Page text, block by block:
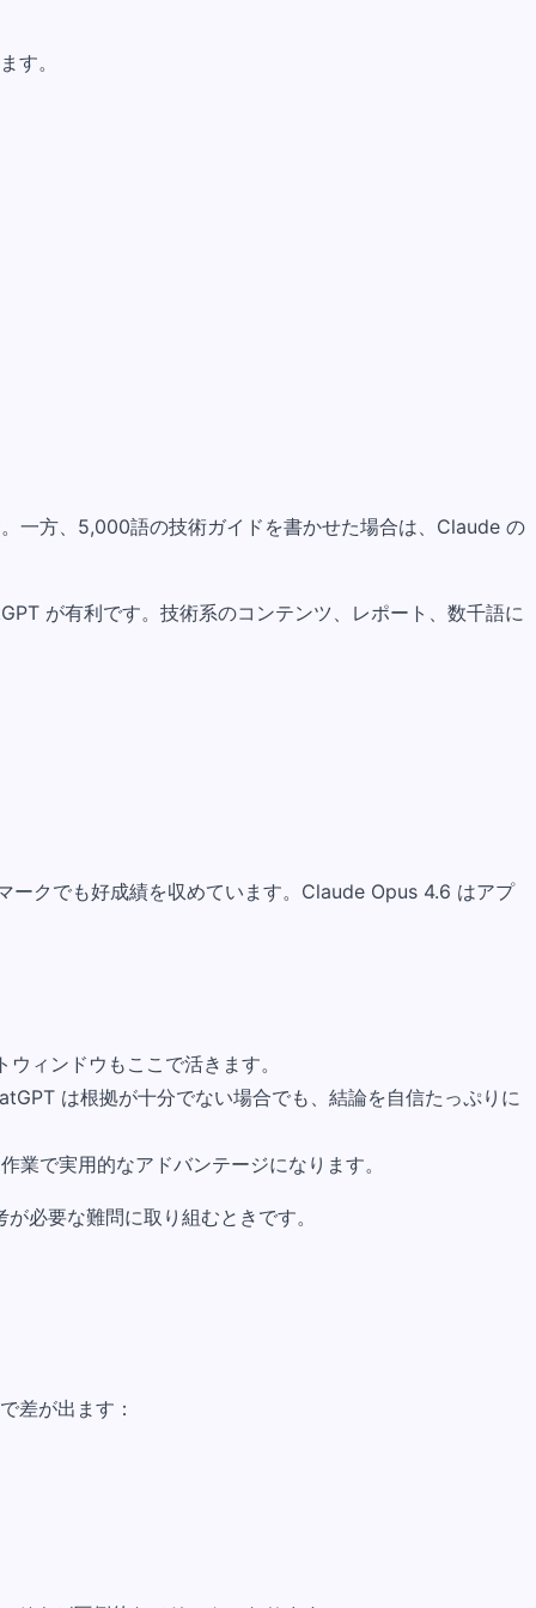
す。
一方、5,000語の技術ガイドを書かせた場合は、Claude の
が有利です。技術系のコンテンツ、レポート、数千語に
ークでも好成績を収めています。Claude Opus 4.6 はアプ
ィンドウもここで活きます。
は根拠が十分でない場合でも、結論を自信たっぷりに
で実用的なアドバンテージになります。
必要な難問に取り組むときです。
差が出ます：